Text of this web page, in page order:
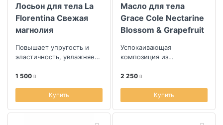
Лосьон для тела La
Florentina Свежая
магнолия
Повышает упругость и
эластичность, увлажняет,
кожу
1 500
Купить
Масло для тела
Grace Cole Nectarine
Blossom & Grapefruit
Успокаивающая
композиция из
яркой мякотью
ягодами черной с...
2 250
Купить